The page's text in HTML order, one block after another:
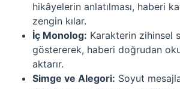
hikâyelerin anlatılması, haberi
zengin kılar.
İç Monolog: Karakterin zihinsel
göstererek, haberi doğrudan
aktarır.
Simge ve Alegori: Soyut